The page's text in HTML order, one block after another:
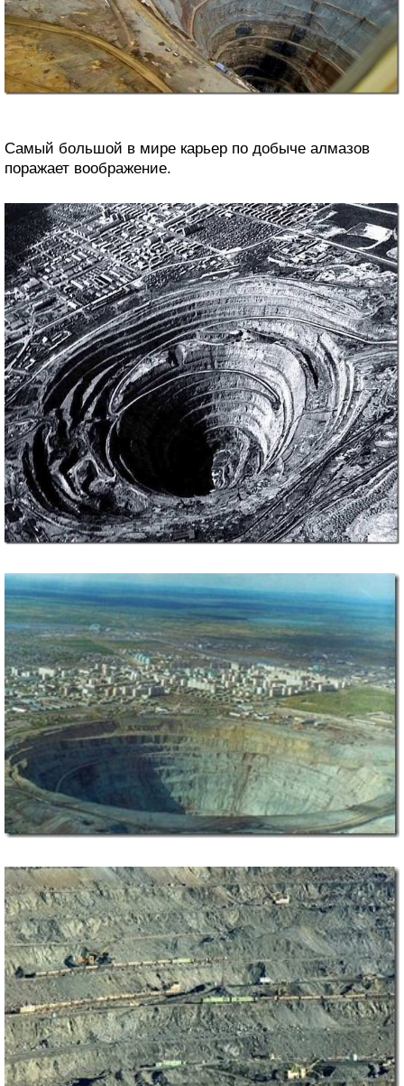
Самый большой в мире карьер по добыче алмазов
поражает воображение.